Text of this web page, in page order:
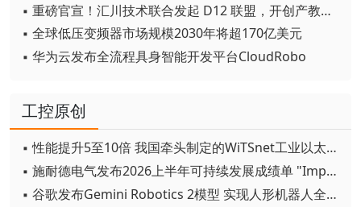
▪ 重磅官宣！汇川技术联合发起 D12 联盟，开创产教融合新范式
▪ 全球低压变频器市场规模2030年将超170亿美元
▪ 华为云发布全流程具身智能开发平台CloudRobo
工控原创
▪ 性能提升5至10倍 我国牵头制定的WiTSnet工业以太网国际标准正式发布
▪ 施耐德电气发布2026上半年可持续发展成绩单 "Impact 2030"路线图开局稳健
▪ 谷歌发布Gemini Robotics 2模型 实现人形机器人全身智能控制突破